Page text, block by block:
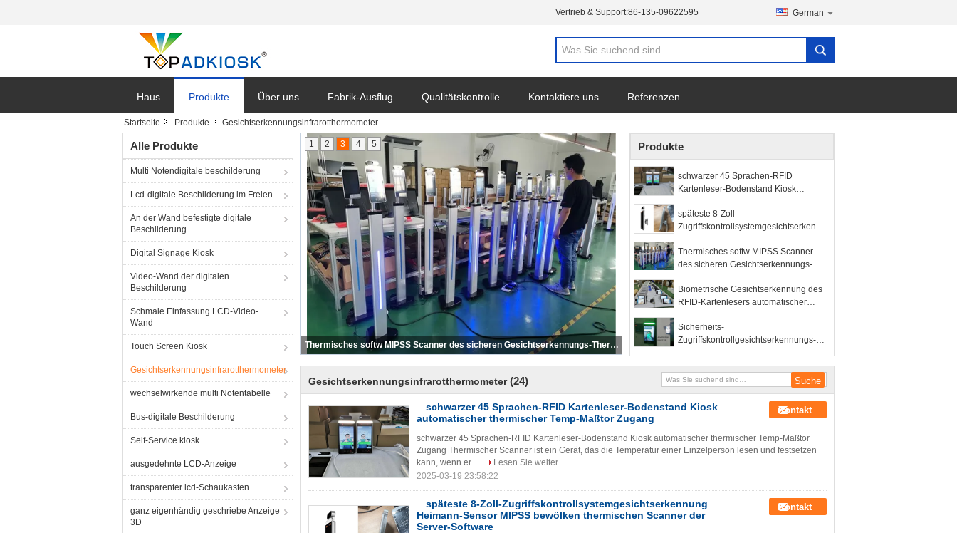
Vertrieb & Support:86-135-09622595 German
Haus Produkte Über uns Fabrik-Ausflug Qualitätskontrolle Kontaktiere uns Referenzen
Startseite Produkte Gesichtserkennungsinfrarotthermometer
Alle Produkte
Multi Notendigitale beschilderung
Lcd-digitale Beschilderung im Freien
An der Wand befestigte digitale
Beschilderung
Digital Signage Kiosk
Video-Wand der digitalen
Beschilderung
Schmale Einfassung LCD-Video-
Wand
Touch Screen Kiosk
Gesichtserkennungsinfrarotthermometer
wechselwirkende multi Notentabelle
Bus-digitale Beschilderung
Self-Service kiosk
ausgedehnte LCD-Anzeige
transparenter lcd-Schaukasten
ganz eigenhändig geschriebe Anzeige
3D
Biometrische Gesichtserkennung des RFID-Kartenlesers automatischer thermischer Temp-Maß-Zugangssystem-Gesichtserkennungsanschluß
1 2 3 4 5 Produkte
schwarzer 45 Sprachen-RFID
Kartenleser-Bodenstand Kiosk
Maßtor Zugang
späteste 8-Zoll-
Zugriffskontrollsystemgesichtserkennu
thermischen Scanner der Server-
Software
Thermisches softw MIPSS Scanner
des sicheren Gesichtserkennungs-
chlusses menschlicher Körper des
Temperatur-Kiosks
Biometrische Gesichtserkennung des
RFID-Kartenlesers automatischer
Zugangssystem-
Gesichtserkennungsanschluß
Sicherheits-
Zugriffskontrollgesichtserkennungs-
Software
Gesichtserkennungsinfrarotthermometer (24)
schwarzer 45 Sprachen-RFID Kartenleser-Bodenstand Kiosk
automatischer thermischer Temp-Maßtor Zugang
Kontakt
schwarzer 45 Sprachen-RFID Kartenleser-Bodenstand Kiosk automatischer thermischer Temp-Maßtor
Zugang Thermischer Scanner ist ein Gerät, das die Temperatur einer Einzelperson lesen und festsetzen
kann, wenn er ...
Lesen Sie weiter
2025-03-19 23:58:22
späteste 8-Zoll-Zugriffskontrollsystemgesichtserkennung
Heimann-Sensor MIPSS bewölken thermischen Scanner der
Server-Software
Kontakt